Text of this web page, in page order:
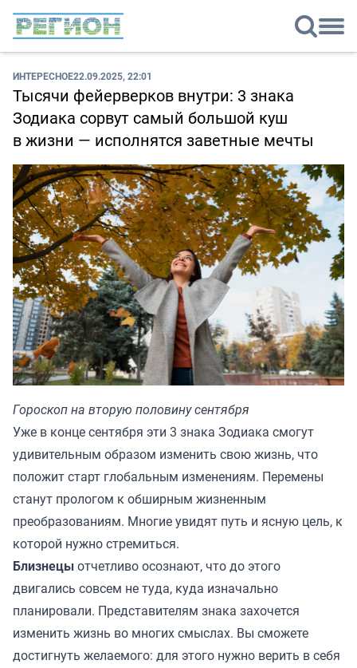
ИНТЕРЕСНОЕ22.09.2025, 22:01
Тысячи фейерверков внутри: 3 знака
Зодиака сорвут самый большой куш
в жизни — исполнятся заветные мечты
Гороскоп на вторую половину сентября
Уже в конце сентября эти 3 знака Зодиака смогут
удивительным образом изменить свою жизнь, что
положит старт глобальным изменениям. Перемены
станут прологом к обширным жизненным
преобразованиям. Многие увидят путь и ясную цель, к
которой нужно стремиться.
Близнецыотчетливо осознают, что до этого
двигались совсем не туда, куда изначально
планировали. Представителям знака захочется
изменить жизнь во многих смыслах. Вы сможете
достигнуть желаемого: для этого нужно верить в себя